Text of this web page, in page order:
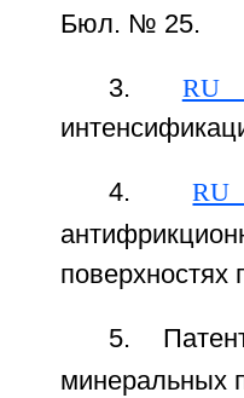
Бюл. № 25.
3. RU
4.
5.
минеральных